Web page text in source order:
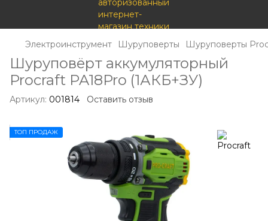
Электроинструмент Шуруповерты Шуруповерты
Шуруповёрт аккумуляторный
Procraft PA18Pro (1АКБ+ЗУ)
Артикул: 001814 Оставить отзыв
ТОП ПРОДАЖ